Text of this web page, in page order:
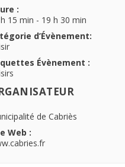
:
15 min - 19 h 30 min
d’Évènement:
Évènement :
de Cabriès
Web :